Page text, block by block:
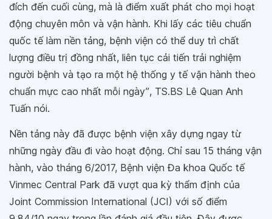
đích đến cuối cùng, mà là điểm xuất phát cho mọi hoạt
động chuyên môn và vận hành. Khi lấy các tiêu chuẩn
quốc tế làm nền tảng, bệnh viện có thể duy trì chất
lượng điều trị đồng nhất, liên tục cải tiến trải nghiệm
người bệnh và tạo ra một hệ thống y tế vận hành theo
chuẩn mực cao nhất mỗi ngày”, TS.BS Lê Quan Anh
Tuấn nói.
Nền tảng này đã được bệnh viện xây dựng ngay từ
những ngày đầu đi vào hoạt động. Chỉ sau 15 tháng vận
hành, vào tháng 6/2017, Bệnh viện Đa khoa Quốc tế
Vinmec Central Park đã vượt qua kỳ thẩm định của
Joint Commission International (JCI) với số điểm